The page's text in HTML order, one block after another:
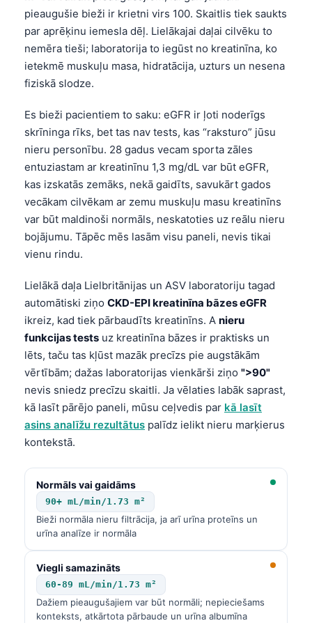
pieaugušie bieži ir krietni virs 100. Skaitlis tiek saukts
par aprēķinu iemesla dēļ. Lielākajai daļai cilvēku to
nemēra tieši; laboratorija to iegūst no kreatinīna, ko
ietekmē muskuļu masa, hidratācija, uzturs un nesena
fiziskā slodze.
Es bieži pacientiem to saku: eGFR ir ļoti noderīgs
skrīninga rīks, bet tas nav tests, kas “raksturo” jūsu
nieru personību. 28 gadus vecam sporta zāles
entuziastam ar kreatinīnu 1,3 mg/dL var būt eGFR,
kas izskatās zemāks, nekā gaidīts, savukārt gados
vecākam cilvēkam ar zemu muskuļu masu kreatinīns
var būt maldinoši normāls, neskatoties uz reālu nieru
bojājumu. Tāpēc mēs lasām visu paneli, nevis tikai
vienu rindu.
Lielākā daļa Lielbritānijas un ASV laboratoriju tagad
automātiski ziņo CKD-EPI kreatinīna bāzes eGFR
ikreiz, kad tiek pārbaudīts kreatinīns. A nieru
funkcijas tests uz kreatinīna bāzes ir praktisks un
lēts, taču tas kļūst mazāk precīzs pie augstākām
vērtībām; dažas laboratorijas vienkārši ziņo ">90"
nevis sniedz precīzu skaitli. Ja vēlaties labāk saprast,
kā lasīt pārējo paneli, mūsu ceļvedis par kā lasīt
asins analīžu rezultātus palīdz ielikt nieru marķierus
kontekstā.
Normāls vai gaidāms
90+ mL/min/1.73 m²
Bieži normāla nieru filtrācija, ja arī urīna proteīns un
urīna analīze ir normāla
Viegli samazināts
60-89 mL/min/1.73 m²
Dažiem pieaugušajiem var būt normāli; nepieciešams
konteksts, atkārtota pārbaude un urīna albumīna